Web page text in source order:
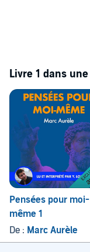
Livre 1 dans
Pensées pour moi-
même 1
De : Marc Aurèle